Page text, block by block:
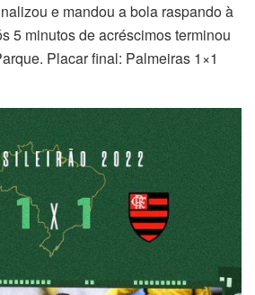
e mandou a bola raspando à
5 minutos de acréscimos terminou
Placar final: Palmeiras 1×1